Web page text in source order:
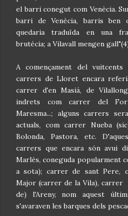
el barri conegut com Venècia.
barri de Venècia, barris ben
quedaria traduïda en una
brutécia; a Vilavall mengen
A començament del
carrers de Lloret encara
carrer d'en Masiá, de
indrets com carrer del
Maresma...; alguns carrers
actuals, com carrer Nueba
Bolonda, Pastora, etc.
carrers que encara són avui
Marlés, coneguda popularment
a sota); carrer de sant Pere,
Major (carrer de la Vila), carrer
de) l'Areny, nom aquest
s'avaraven les barques dels